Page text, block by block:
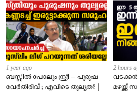
1 year ago
ബസ്സിൽ പോലും സ്ത്രീ – പുരുഷ
വേർതിരിവ് ; എവിടെ തുല്യത? |
2 hours
മഴയ്ക്ക്